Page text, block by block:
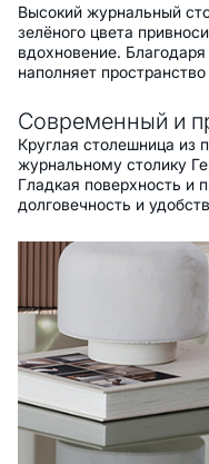
Высокий журнальный
зелёного цвета
вдохновение.
наполняет
Современный и
Круглая столешница
журнальному столику
Гладкая поверхность и
долговечность и